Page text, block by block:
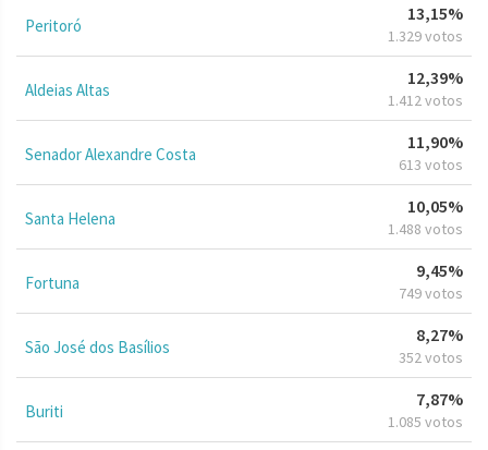
Peritoró
13,15%
1.329 votos
Aldeias Altas
12,39%
1.412 votos
Senador Alexandre Costa
11,90%
613 votos
Santa Helena
10,05%
1.488 votos
Fortuna
9,45%
749 votos
São José dos Basílios
8,27%
352 votos
Buriti
7,87%
1.085 votos